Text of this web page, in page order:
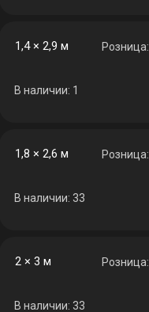
1,4 × 2,9 м Розница:
В наличии: 1
1,8 × 2,6 м Розница:
В наличии: 33
2 × 3 м Розница:
В наличии: 33